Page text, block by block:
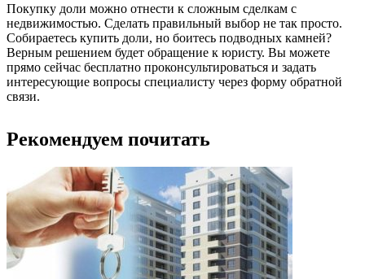
Покупку доли можно отнести к сложным сделкам с
недвижимостью. Сделать правильный выбор не так просто.
Собираетесь купить доли, но боитесь подводных камней?
Верным решением будет обращение к юристу. Вы можете
прямо сейчас бесплатно проконсультироваться и задать
интересующие вопросы специалисту через форму обратной
связи.
Рекомендуем почитать